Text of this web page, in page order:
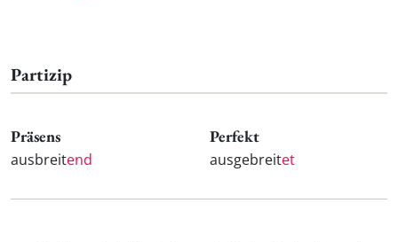
Partizip
Präsens
ausbreitend
Perfekt
ausgebreitet